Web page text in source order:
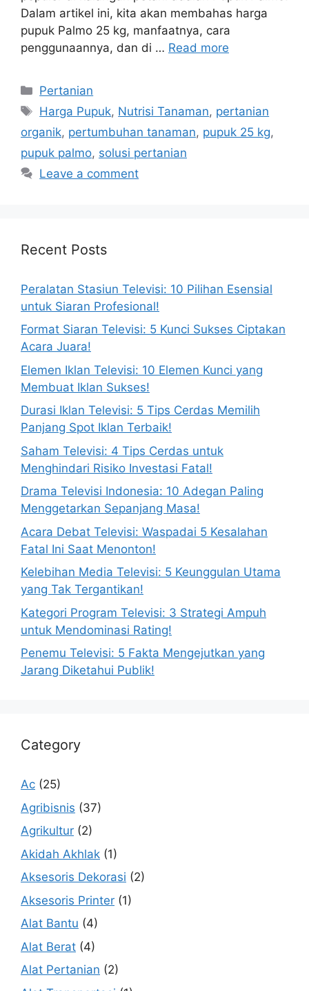
Dalam artikel ini, kita akan membahas harga
pupuk Palmo 25 kg, manfaatnya, cara
penggunaannya, dan di … Read more
Categories
Pertanian
Tags
Harga Pupuk, Nutrisi Tanaman, pertanian
organik, pertumbuhan tanaman, pupuk 25 kg,
pupuk palmo, solusi pertanian
Leave a comment
Recent Posts
Peralatan Stasiun Televisi: 10 Pilihan Esensial
untuk Siaran Profesional!
Format Siaran Televisi: 5 Kunci Sukses Ciptakan
Acara Juara!
Elemen Iklan Televisi: 10 Elemen Kunci yang
Membuat Iklan Sukses!
Durasi Iklan Televisi: 5 Tips Cerdas Memilih
Panjang Spot Iklan Terbaik!
Saham Televisi: 4 Tips Cerdas untuk
Menghindari Risiko Investasi Fatal!
Drama Televisi Indonesia: 10 Adegan Paling
Menggetarkan Sepanjang Masa!
Acara Debat Televisi: Waspadai 5 Kesalahan
Fatal Ini Saat Menonton!
Kelebihan Media Televisi: 5 Keunggulan Utama
yang Tak Tergantikan!
Kategori Program Televisi: 3 Strategi Ampuh
untuk Mendominasi Rating!
Penemu Televisi: 5 Fakta Mengejutkan yang
Jarang Diketahui Publik!
Category
Ac (25)
Agribisnis (37)
Agrikultur (2)
Akidah Akhlak (1)
Aksesoris Dekorasi (2)
Aksesoris Printer (1)
Alat Bantu (4)
Alat Berat (4)
Alat Pertanian (2)